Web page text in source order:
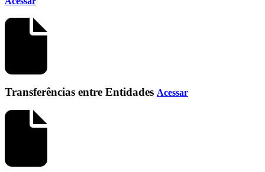
Transferências entre Entidades Acessar